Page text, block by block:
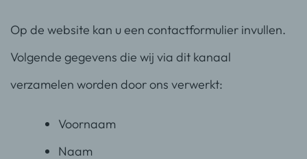
Op de website kan u een contactformulier invullen.
Volgende gegevens die wij via dit kanaal
verzamelen worden door ons verwerkt:
Voornaam
Naam